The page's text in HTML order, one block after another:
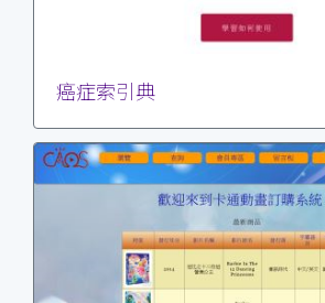
癌症索引典